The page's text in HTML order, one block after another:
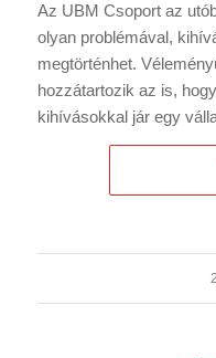
Az UBM Csoport az
olyan problémával,
megtörténhet.
hozzátartozik az is,
kihívásokkal jár egy